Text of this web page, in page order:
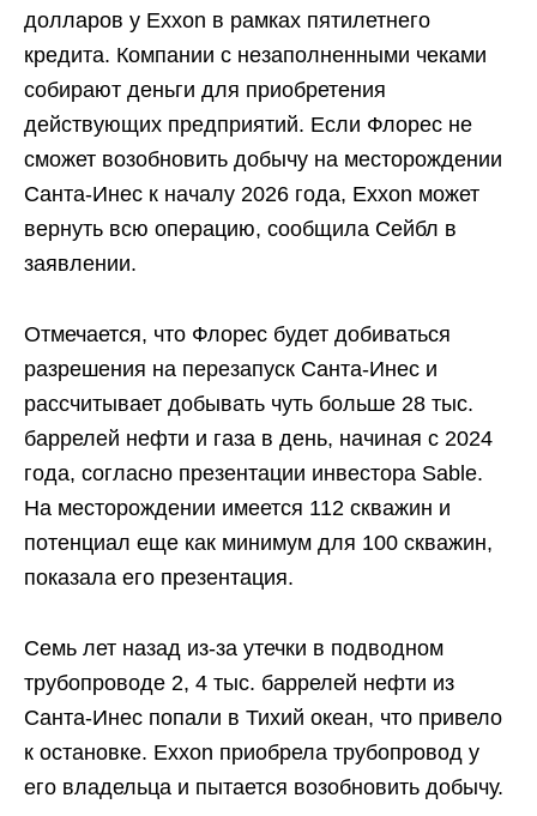
долларов у Exxon в рамках пятилетнего
кредита. Компании с незаполненными чеками
собирают деньги для приобретения
действующих предприятий. Если Флорес не
сможет возобновить добычу на месторождении
Санта-Инес к началу 2026 года, Exxon может
вернуть всю операцию, сообщила Сейбл в
заявлении.
Отмечается, что Флорес будет добиваться
разрешения на перезапуск Санта-Инес и
рассчитывает добывать чуть больше 28 тыс.
баррелей нефти и газа в день, начиная с 2024
года, согласно презентации инвестора Sable.
На месторождении имеется 112 скважин и
потенциал еще как минимум для 100 скважин,
показала его презентация.
Семь лет назад из-за утечки в подводном
трубопроводе 2, 4 тыс. баррелей нефти из
Санта-Инес попали в Тихий океан, что привело
к остановке. Exxon приобрела трубопровод у
его владельца и пытается возобновить добычу.